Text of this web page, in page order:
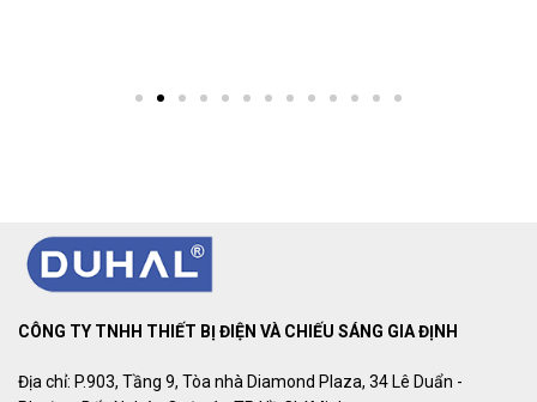
CÔNG TY TNHH THIẾT BỊ ĐIỆN VÀ CHIẾU SÁNG GIA ĐỊNH
Địa chỉ: P.903, Tầng 9, Tòa nhà Diamond Plaza, 34 Lê Duẩn -